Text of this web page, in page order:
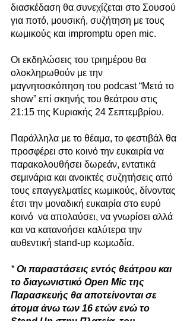
διασκέδαση θα συνεχίζεται στο Σουσού
για ποτό, μουσική, συζήτηση με τους
κωμικούς και impromptu open mic.
Οι εκδηλώσεις του τριημέρου θα
ολοκληρωθούν με την
μαγνητοσκόπηση του podcast “Μετά το
show” επί σκηνής του θεάτρου στις
21:15 της Κυριακής 24 Σεπτεμβρίου.
Παράλληλα με το θέαμα, το φεστιβάλ θα
προσφέρει στο κοινό την ευκαιρία να
παρακολουθήσει δωρεάν, εντατικά
σεμινάρια και ανοικτές συζητήσεις από
τους επαγγελματίες κωμικούς, δίνοντας
έτσι την μοναδική ευκαιρία στο ευρύ
κοινό  να απολαύσει, να γνωρίσει αλλά
και να κατανοήσει καλύτερα την
αυθεντική stand-up κωμωδία.
* Οι παραστάσεις εντός θεάτρου και
το διαγωνιστικό Open Mic της
Παρασκευής θα αποτείνονται σε
άτομα άνω των 16 ετών ενώ το